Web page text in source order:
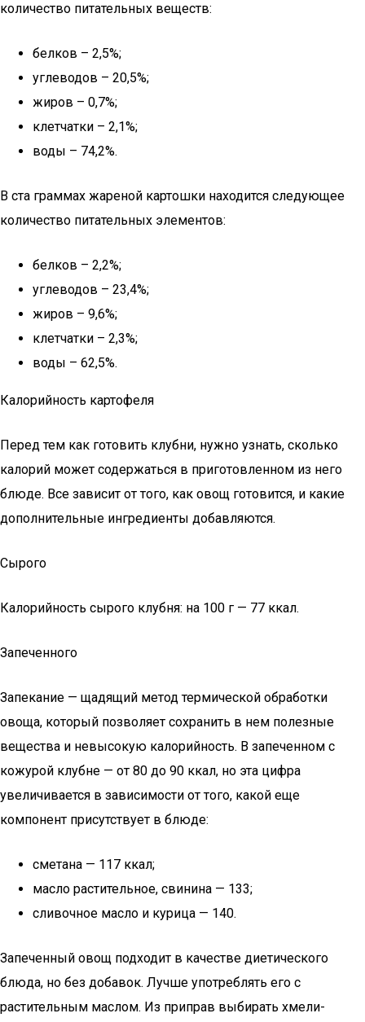
количество питательных веществ:
белков – 2,5%;
углеводов – 20,5%;
жиров – 0,7%;
клетчатки – 2,1%;
воды – 74,2%.
В ста граммах жареной картошки находится следующее
количество питательных элементов:
белков – 2,2%;
углеводов – 23,4%;
жиров – 9,6%;
клетчатки – 2,3%;
воды – 62,5%.
Калорийность картофеля
Перед тем как готовить клубни, нужно узнать, сколько
калорий может содержаться в приготовленном из него
блюде. Все зависит от того, как овощ готовится, и какие
дополнительные ингредиенты добавляются.
Сырого
Калорийность сырого клубня: на 100 г — 77 ккал.
Запеченного
Запекание — щадящий метод термической обработки
овоща, который позволяет сохранить в нем полезные
вещества и невысокую калорийность. В запеченном с
кожурой клубне — от 80 до 90 ккал, но эта цифра
увеличивается в зависимости от того, какой еще
компонент присутствует в блюде:
сметана — 117 ккал;
масло растительное, свинина — 133;
сливочное масло и курица — 140.
Запеченный овощ подходит в качестве диетического
блюда, но без добавок. Лучше употреблять его с
растительным маслом. Из приправ выбирать хмели-